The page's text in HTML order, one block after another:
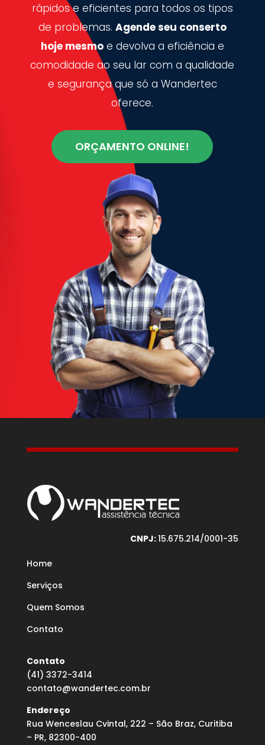
rápidos e eficientes para todos os tipos
de problemas. Agende seu conserto
hoje mesmoe devolva a eficiência e
comodidade ao seu lar com a qualidade
e segurança que só a Wandertec
oferece.
ORÇAMENTO ONLINE!
CNPJ:15.675.214/0001-35
Home
Serviços
Quem Somos
Contato
Contato
(41) 3372-3414
contato@wandertec.com.br
Endereço
Rua Wenceslau Cvintal, 222 – São Braz, Curitiba
– PR, 82300-400